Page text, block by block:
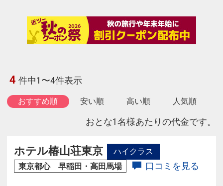
4 件中1〜4件表示
おすすめ順 安い順 高い順 人気順
おとな1名様あたりの代金です。
ホテル椿山荘東京
ハイクラス
東京都心 早稲田・高田馬場
口コミを見る